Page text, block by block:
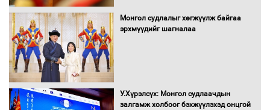
Монгол судлалыг хөгжүүлж байгаа
эрхмүүдийг шагналаа
У.Хүрэлсүх: Монгол судлаачдын
залгамж холбоог бэхжүүлэхэд онцгой